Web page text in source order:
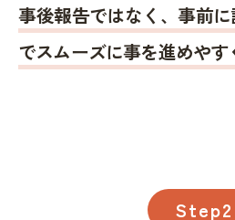
事後報告ではなく、事前
でスムーズに事を進めやす
Step2